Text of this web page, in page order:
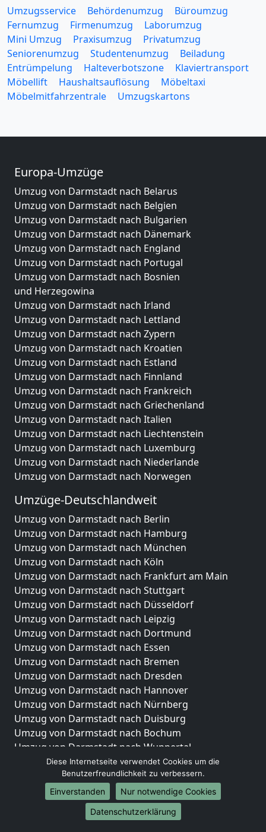
Umzugsservice Behördenumzug
Büroumzug
Fernumzug
Firmenumzug
Laborumzug
Mini Umzug
Praxisumzug
Privatumzug
Seniorenumzug
Studentenumzug
Beiladung
Entrümpelung
Halteverbotszone
Klaviertransport
Möbellift
Haushaltsauflösung
Möbeltaxi
Möbelmitfahrzentrale
Umzugskartons
Europa-Umzüge
Umzug von Darmstadt nach Belarus
Umzug von Darmstadt nach Belgien
Umzug von Darmstadt nach Bulgarien
Umzug von Darmstadt nach Dänemark
Umzug von Darmstadt nach England
Umzug von Darmstadt nach Portugal
Umzug von Darmstadt nach Bosnien
und Herzegowina
Umzug von Darmstadt nach Irland
Umzug von Darmstadt nach Lettland
Umzug von Darmstadt nach Zypern
Umzug von Darmstadt nach Kroatien
Umzug von Darmstadt nach Estland
Umzug von Darmstadt nach Finnland
Umzug von Darmstadt nach Frankreich
Umzug von Darmstadt nach Griechenland
Umzug von Darmstadt nach Italien
Umzug von Darmstadt nach Liechtenstein
Umzug von Darmstadt nach Luxemburg
Umzug von Darmstadt nach Niederlande
Umzug von Darmstadt nach Norwegen
Umzüge-Deutschlandweit
Umzug von Darmstadt nach Berlin
Umzug von Darmstadt nach Hamburg
Umzug von Darmstadt nach München
Umzug von Darmstadt nach Köln
Umzug von Darmstadt nach Frankfurt am Main
Umzug von Darmstadt nach Stuttgart
Umzug von Darmstadt nach Düsseldorf
Umzug von Darmstadt nach Leipzig
Umzug von Darmstadt nach Dortmund
Umzug von Darmstadt nach Essen
Umzug von Darmstadt nach Bremen
Umzug von Darmstadt nach Dresden
Umzug von Darmstadt nach Hannover
Umzug von Darmstadt nach Nürnberg
Umzug von Darmstadt nach Duisburg
Umzug von Darmstadt nach Bochum
Umzug von Darmstadt nach Wuppertal
Umzug von Darmstadt nach Bielefeld
Umzug von Darmstadt nach Bonn
Umzug von Darmstadt nach Münster
Internationale-Umzüge
Diese Internetseite verwendet Cookies um die
Benutzerfreundlichkeit zu verbessern.
Einverstanden
Nur notwendige Cookies
Datenschutzerklärung